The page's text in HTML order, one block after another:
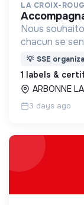
LA CROIX-
Nous
chacun se
nous
💡 SSE
1 labels &
ARBONNE
3 days ago